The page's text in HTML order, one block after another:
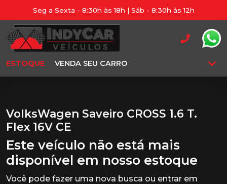
Seg a Sexta - 8:30h às 18h | Sáb - 8:30h às 12h
ESTOQUE VENDA SEU CARRO
VolksWagen Saveiro CROSS 1.6 T.
Flex 16V CE
Este veículo não está mais
disponível em nosso estoque
Você pode fazer uma nova busca ou entrar em